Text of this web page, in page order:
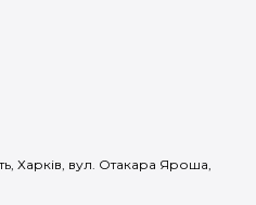
Харків, вул. Отакара Яроша,